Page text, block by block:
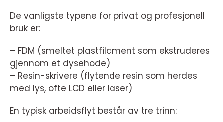
De vanligste typene for privat og profesjonell
bruk er:
– FDM (smeltet plastfilament som ekstruderes
gjennom et dysehode)
– Resin-skrivere (flytende resin som herdes
med lys, ofte LCD eller laser)
En typisk arbeidsflyt består av tre trinn: